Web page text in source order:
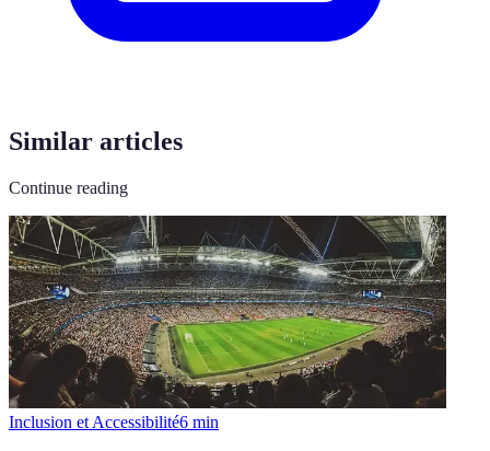
Similar articles
Continue reading
Inclusion et Accessibilité6 min